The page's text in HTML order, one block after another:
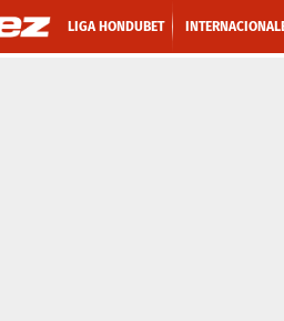
LIGA HONDUBET